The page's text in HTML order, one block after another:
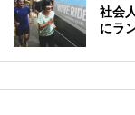
社会
にラ